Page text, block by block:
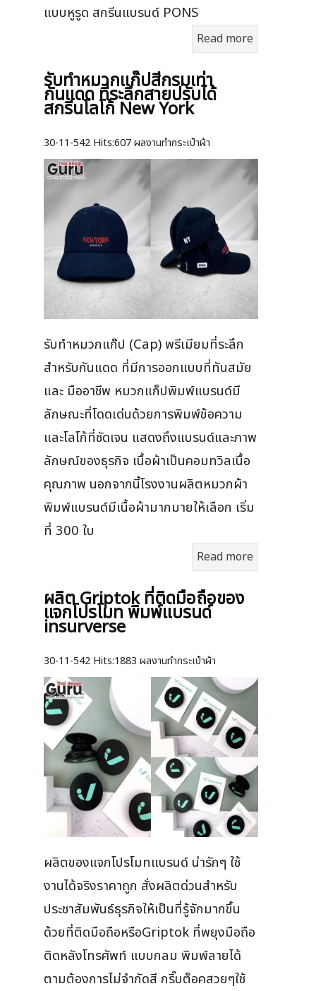
แบบหูรูด สกรีนแบรนด์ PONS
Read more
รับทำหมวกแก๊ปสีกรมเท่า
กันแดด ที่ระลึกสายปรับได้
สกรีนโลโก้ New York
30-11-542 Hits:607 ผลงานทำกระเป๋าผ้า
รับทำหมวกแก๊ป (Cap) พรีเมียมที่ระลึก
สำหรับกันแดด ที่มีการออกแบบที่ทันสมัย
และ มืออาชีพ หมวกแก็ปพิมพ์แบรนด์มี
ลักษณะที่โดดเด่นด้วยการพิมพ์ข้อความ
และโลโก้ที่ชัดเจน แสดงถึงแบรนด์และภาพ
ลักษณ์ของธุรกิจ เนื้อผ้าเป็นคอมทวิลเนื้อ
คุณภาพ นอกจากนี้โรงงานผลิตหมวกผ้า
พิมพ์แบรนด์มีเนื้อผ้ามากมายให้เลือก เริ่ม
ที่ 300 ใบ
Read more
ผลิต Griptok ที่ติดมือถือของ
แจกโปรโมท พิมพ์แบรนด์
insurverse
30-11-542 Hits:1883 ผลงานทำกระเป๋าผ้า
ผลิตของแจกโปรโมทแบรนด์ น่ารักๆ ใช้
งานได้จริงราคาถูก สั่งผลิตด่วนสำหรับ
ประชาสัมพันธ์ธุรกิจให้เป็นที่รู้จักมากขึ้น
ด้วยที่ติดมือถือหรือGriptok ที่พยุงมือถือ
ติดหลังโทรศัพท์ แบบกลม พิมพ์ลายได้
ตามต้องการไม่จำกัดสี กริ๊บต็อคสวยๆใช้